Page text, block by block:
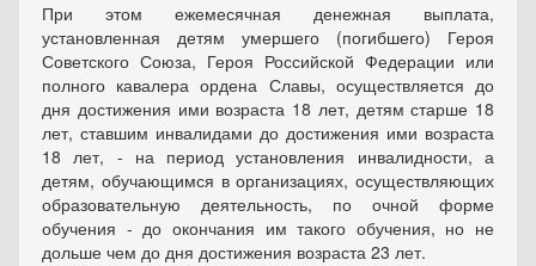
При этом ежемесячная денежная выплата,
установленная детям умершего (погибшего) Героя
Советского Союза, Героя Российской Федерации или
полного кавалера ордена Славы, осуществляется до
дня достижения ими возраста 18 лет, детям старше 18
лет, ставшим инвалидами до достижения ими возраста
18 лет, - на период установления инвалидности, а
детям, обучающимся в организациях, осуществляющих
образовательную деятельность, по очной форме
обучения - до окончания им такого обучения, но не
дольше чем до дня достижения возраста 23 лет.